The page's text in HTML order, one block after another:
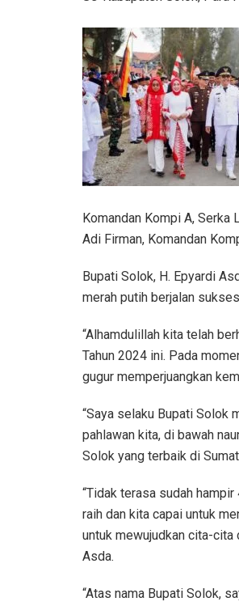
Komandan Kompi A, Serka
Adi Firman, Komandan
Bupati Solok, H. Epyardi
merah putih berjalan
“Alhamdulillah kita telah
Tahun 2024 ini. Pada
gugur memperjuangkan
“Saya selaku Bupati Solok
pahlawan kita, di bawah
Solok yang terbaik di
“Tidak terasa sudah
raih dan kita capai untuk
untuk mewujudkan cita-cita
Asda.
“Atas nama Bupati Solok,